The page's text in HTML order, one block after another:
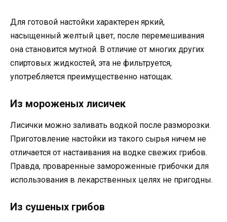
Для готовой настойки характерен яркий,
насыщенный желтый цвет, после перемешивания
она становится мутной. В отличие от многих других
спиртовых жидкостей, эта не фильтруется,
употребляется преимущественно натощак.
Из мороженых лисичек
Лисички можно заливать водкой после разморозки.
Приготовление настойки из такого сырья ничем не
отличается от настаивания на водке свежих грибов.
Правда, проваренные замороженные грибочки для
использования в лекарственных целях не пригодны.
Из сушеных грибов